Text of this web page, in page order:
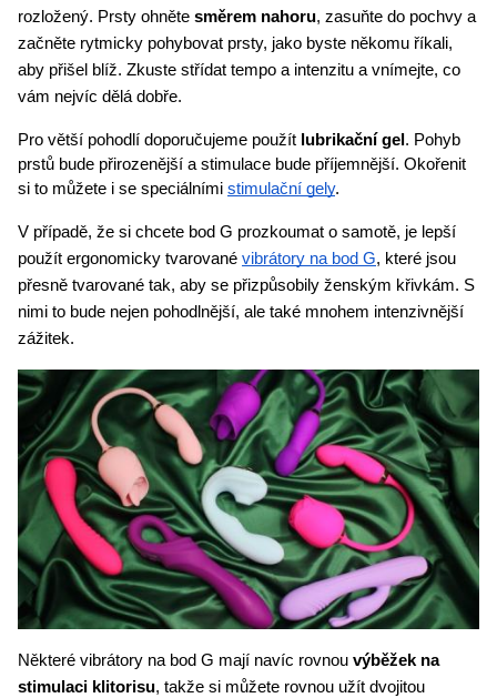
rozložený. Prsty ohněte směrem nahoru, zasuňte do pochvy a
začněte rytmicky pohybovat prsty, jako byste někomu říkali,
aby přišel blíž. Zkuste střídat tempo a intenzitu a vnímejte, co
vám nejvíc dělá dobře.
Pro větší pohodlí doporučujeme použít lubrikační gel . Pohyb
prstů bude přirozenější a stimulace bude příjemnější. Okořenit
si to můžete i se speciálními stimulační gely.
V případě, že si chcete bod G prozkoumat o samotě, je lepší
použít ergonomicky tvarované vibrátory na bod G, které jsou
přesně tvarované tak, aby se přizpůsobily ženským křivkám. S
nimi to bude nejen pohodlnější, ale také mnohem intenzivnější
zážitek.
Některé vibrátory na bod G mají navíc rovnou výběžek na
stimulaci klitorisu, takže si můžete rovnou užít dvojitou